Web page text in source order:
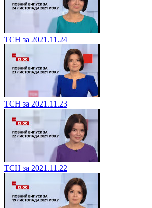
ТСН за 2021.11.24
ТСН за 2021.11.23
ТСН за 2021.11.22